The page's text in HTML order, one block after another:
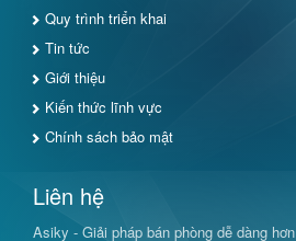
Quy trình triển khai
Tin tức
Giới thiệu
Kiến thức lĩnh vực
Chính sách bảo mật
Liên hệ
Asiky - Giải pháp bán phòng dễ dàng hơn